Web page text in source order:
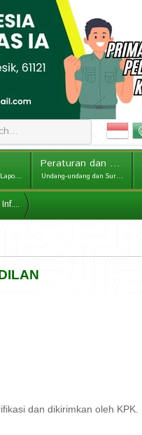
Program kerja dan Laporan
Peraturan dan Kebijakan
Undang-undang dan Surat Edaran
dan dikirimkan oleh KPK.